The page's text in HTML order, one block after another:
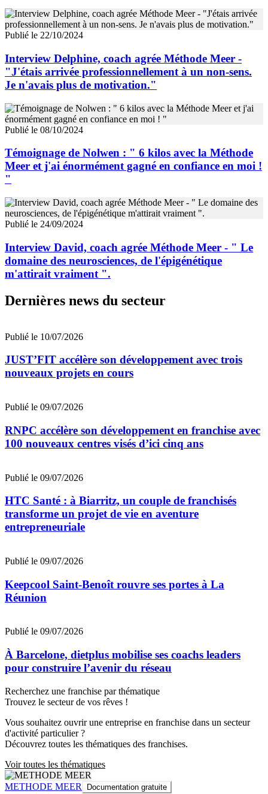
Publié le 22/10/2024
Interview Delphine, coach agrée Méthode Meer -
"J'étais arrivée professionnellement à un non-sens.
Je n'avais plus de motivation."
Publié le 08/10/2024
Témoignage de Nolwen : " 6 kilos avec la Méthode
Meer et j'ai énormément gagné en confiance en moi !
"
Publié le 24/09/2024
Interview David, coach agrée Méthode Meer - " Le
domaine des neurosciences, de l'épigénétique
m'attirait vraiment ".
Dernières news du secteur
Publié le 10/07/2026
JUST’FIT accélère son développement avec trois
nouveaux projets en cours
Publié le 09/07/2026
RNPC accélère son développement en franchise avec
100 nouveaux centres visés d’ici cinq ans
Publié le 09/07/2026
HTC Santé : à Biarritz, un couple de franchisés
transforme un projet de vie en aventure
entrepreneuriale
Publié le 09/07/2026
Keepcool Saint-Benoît rouvre ses portes à La
Réunion
Publié le 09/07/2026
À Barcelone, dietplus mobilise ses coachs leaders
pour construire l’avenir du réseau
Recherchez une franchise par thématique
Trouvez le secteur de vos rêves !
Vous souhaitez ouvrir une entreprise en franchise dans un secteur
d'activité particulier ?
Découvrez toutes les thématiques des franchises.
Voir toutes les thématiques
METHODE MEER Documentation gratuite